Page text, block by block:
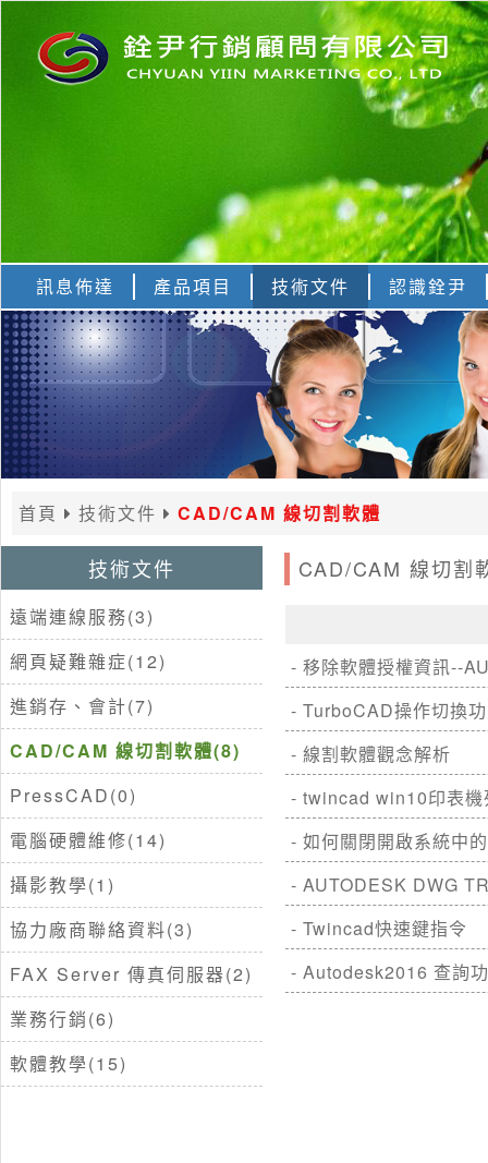
訊息佈達 產品項目 技術文件 認識銓尹
首頁 技術文件 CAD/CAM 線切割軟體
技術文件
遠端連線服務(3)
網頁疑難雜症(12)
進銷存、會計(7)
CAD/CAM 線切割軟體(8)
PressCAD(0)
電腦硬體維修(14)
攝影教學(1)
協力廠商聯絡資料(3)
FAX Server 傳真伺服器(2)
業務行銷(6)
軟體教學(15)
CAD/CAM 線切割
- 移除軟體授權資訊--
- TurboCAD操作切換
- 線割軟體觀念解析
- twincad win10印表機
- 如何關閉開啟系統中
- AUTODESK DWG
- Twincad快速鍵指令
- Autodesk2016 查詢